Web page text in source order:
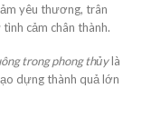
yêu thương, trân
cảm chân thành.
trong phong thủylà
dựng thành quả lớn